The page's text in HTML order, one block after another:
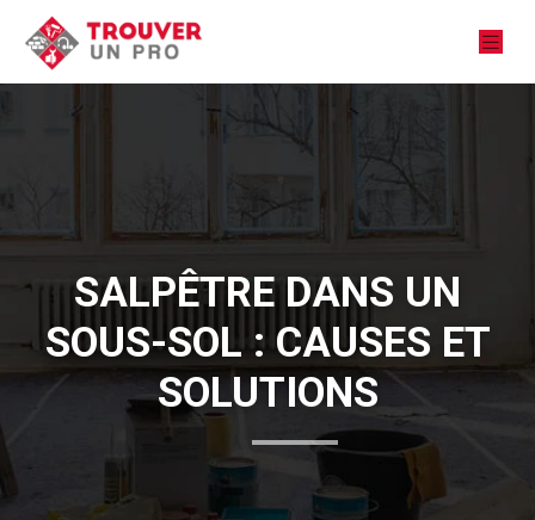
SALPÊTRE DANS UN
SOUS-SOL : CAUSES ET
SOLUTIONS